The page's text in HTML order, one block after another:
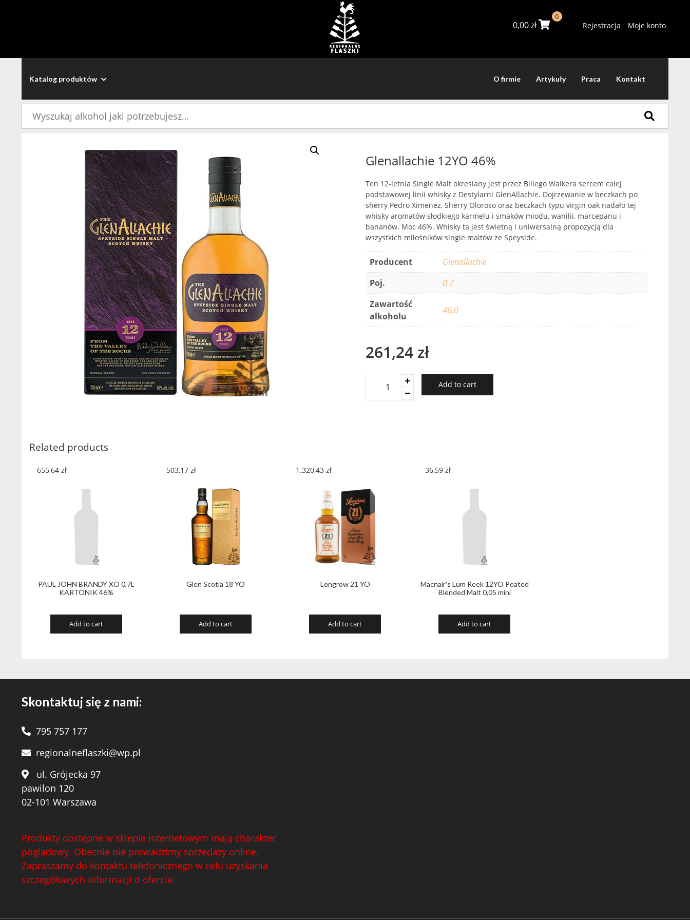
0,00zł
0
Rejestracja Moje konto
Katalog produktów O firmie Artykuły Praca Kontakt
Glenallachie 12YO 46%
Ten 12-letnia Single Malt określany jest przez Billego Walkera sercem całej
podstawowej linii whisky z Destylarni GlenAllachie. Dojrzewanie w beczkach po
sherry Pedro Ximenez, Sherry Oloroso oraz beczkach typu virgin oak nadało tej
whisky aromatów słodkiego karmelu i smaków miodu, wanilii, marcepanu i
bananów. Moc 46%. Whisky ta jest świetną i uniwersalną propozycją dla
wszystkich miłośników single maltów ze Speyside.
Producent
Glenallachie
Poj.
0.7
Zawartość
alkoholu
46.0
261,24 zł
Glenallachie
Add to cart
Related products
PAUL JOHN BRANDY XO 0,7L
KARTONIK 46%
655,64 zł
Add to cart
Glen Scotia 18 YO
503,17 zł
Add to cart
Longrow 21 YO
1.320,43 zł
Add to cart
Macnair's Lum Reek 12YO Peated
Blended Malt 0,05 mini
36,59 zł
Add to cart
Skontaktuj się z nami:
795 757 177
regionalneflaszki@wp.pl
ul. Grójecka 97
pawilon 120
02-101 Warszawa
Produkty dostępne w sklepie internetowym mają charakter
poglądowy. Obecnie nie prowadzimy sprzedaży online.
Zapraszamy do kontaktu telefonicznego w celu uzyskania
szczegółowych informacji o ofercie.